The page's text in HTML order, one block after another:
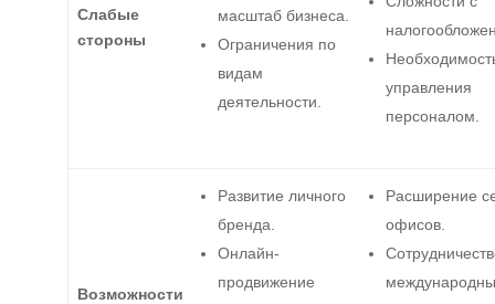
Слабые
стороны
масштаб бизнеса.
Ограничения по
видам
деятельности.
управления
персоналом.
Возможности
Развитие личного
бренда.
Онлайн-
продвижение
Расширение
офисов.